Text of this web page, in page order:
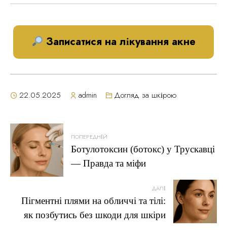
Записатися на лікування акне
22.05.2025 admin Догляд за шкірою
Навігація
записів
ПОПЕРЕДНІЙ
Ботулотоксин (ботокс) у Трускавці
— Правда та міфи
ДАЛІ
Пігментні плями на обличчі та тілі:
як позбутись без шкоди для шкіри